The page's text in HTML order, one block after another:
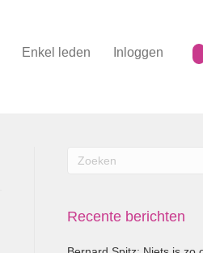
Enkel leden Inloggen
Recente berichten